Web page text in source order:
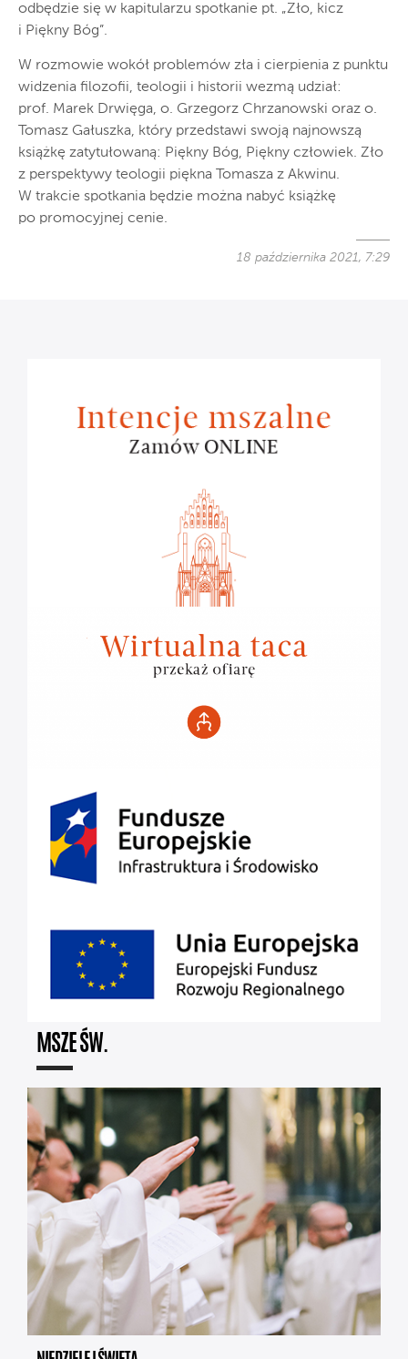
odbędzie się w kapitularzu spotkanie pt. „Zło, kicz
i Piękny Bóg”.
W rozmowie wokół problemów zła i cierpienia z punktu
widzenia filozofii, teologii i historii wezmą udział:
prof. Marek Drwięga, o. Grzegorz Chrzanowski oraz o.
Tomasz Gałuszka, który przedstawi swoją najnowszą
książkę zatytułowaną: Piękny Bóg, Piękny człowiek. Zło
z perspektywy teologii piękna Tomasza z Akwinu.
W trakcie spotkania będzie można nabyć książkę
po promocyjnej cenie.
18 października 2021, 7:29
MSZE ŚW.